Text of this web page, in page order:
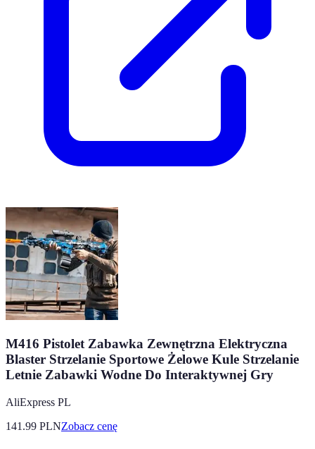
M416 Pistolet Zabawka Zewnętrzna Elektryczna
Blaster Strzelanie Sportowe Żelowe Kule Strzelanie
Letnie Zabawki Wodne Do Interaktywnej Gry
AliExpress PL
141.99 PLNZobacz cenę